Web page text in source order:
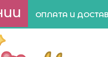
ОПЛАТА И